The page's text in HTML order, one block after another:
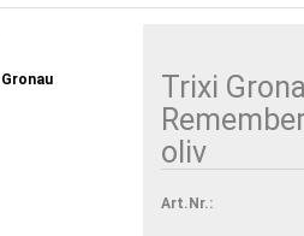
Konto
Trixi
oliv
Art.Nr.: